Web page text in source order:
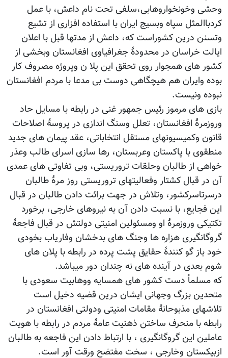
وحشی وخونخواروهابی،سلفی تحت نام داعش، با عمل
کردباالمثل سپاه وبسیج ایران با استفاده افزاری از تشیع
وتسنن درین کشوراست که، داعش از مدتها قبل با اعلان
ایالت خراسان در محدودۀ جغرافیاوی افغانستان وبخشی از
کشور های همجوار روی تحقق این پلا ن وپروژه مصروف کار
بوده وایران هم هیچگاهی دوست بی مدعا با مردم افغانستان
نبوده ونیست.
بازی های مرموز رئیس جمهور غنی در رابطه با مسایل حاد
وروزمرۀ افغانستان، تعلل وسنگ اندازی در پروسۀ اصلاحات
قانون وکمیسیونهای مستقل انتخاباتی، عقد پیمان های جدید
منطقوی با پاکستان وعربستان، رها سازی اسرای طالب وعذر
خواهی از طالبان وحلقات تروریستی، وبی تفاوتی های عمدی
آن در قبال کشتار وفعالیتهای تروریستی روز مرۀ طالبان
درسرتاسرکشور، وتلاش در جهت برائت دادن طالبان در قبال
این فجایع، با نسبت دادن آن به نیروهای خارجی، برخورد
تکتیکی وروزمرۀ او ومسئولین امنیتی دولتش در قبال فاجعۀ
گروگانگیری هزاره ها وجنگ های بدخشان وفاریاب بخودی
خود باز گو کنندۀ حقایق پشت پرده در رابطه با پلان های
شوم بعدی در آینده های نه چندان دور میباشد.
که مسلماً دست کشور های همسایه ووهابیت سعودی با
متحدین بزرگ وجهانی ایشان درین قضیه دخیل است
تلاشهای مذبوحانۀ مقامات امنیتی ودولتی افغانستان در
رابطه با منحرف ساختن ذهنیت عامۀ مردم در رابطه با هویت
عاملین این گروگانگیری ، با ارتباط دادن این فاجعه به طالبان
ازبیکستان وخارجی ، سخت مفتضح ورقت آور است.